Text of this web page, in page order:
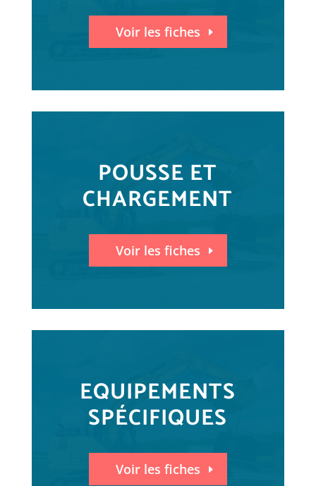
Voir les fiches
POUSSE ET
CHARGEMENT
Voir les fiches
EQUIPEMENTS
SPÉCIFIQUES
Voir les fiches